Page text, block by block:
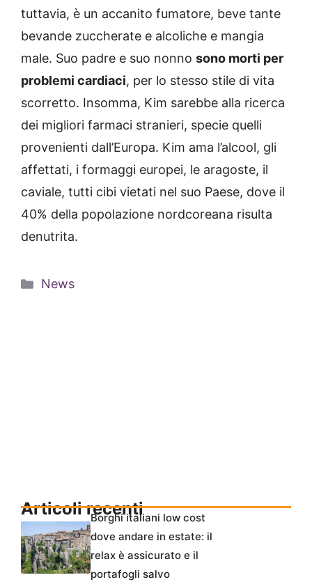
tuttavia, è un accanito fumatore, beve tante
bevande zuccherate e alcoliche e mangia
male. Suo padre e suo nonno sono morti per
problemi cardiaci, per lo stesso stile di vita
scorretto. Insomma, Kim sarebbe alla ricerca
dei migliori farmaci stranieri, specie quelli
provenienti dall’Europa. Kim ama l’alcool, gli
affettati, i formaggi europei, le aragoste, il
caviale, tutti cibi vietati nel suo Paese, dove il
40% della popolazione nordcoreana risulta
denutrita.
Categorie
News
Articoli recentiBorghi italiani low cost
dove andare in estate: il
relax è assicurato e il
portafogli salvo